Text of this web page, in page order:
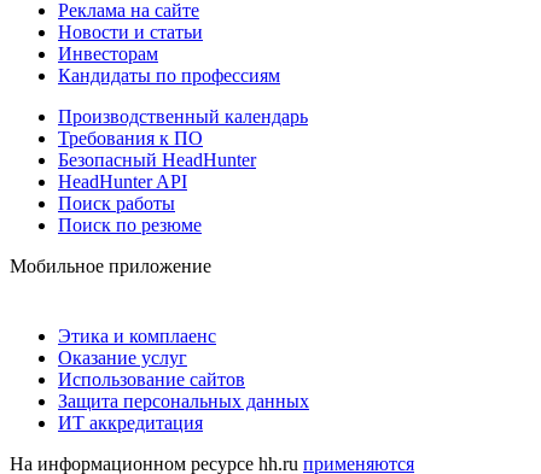
Реклама на сайте
Новости и статьи
Инвесторам
Кандидаты по профессиям
Производственный календарь
Требования к ПО
Безопасный HeadHunter
HeadHunter API
Поиск работы
Поиск по резюме
Мобильное приложение
Этика и комплаенс
Оказание услуг
Использование сайтов
Защита персональных данных
ИТ аккредитация
На информационном ресурсе hh.ru применяются